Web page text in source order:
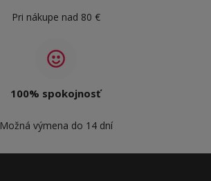
Pri nákupe nad 80 €
100% spokojnosť
Možná výmena do 14 dní